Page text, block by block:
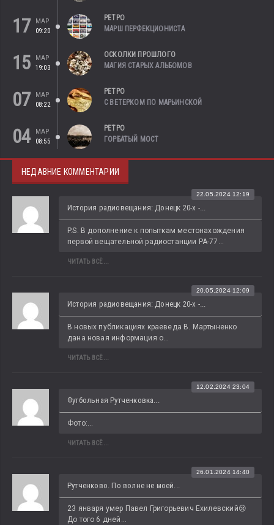
17
МАР
09:20
РЕТРО
МАРШ ПЕРФЕКЦИОНИСТА
15
МАР
19:03
ОСКОЛКИ ПРОШЛОГО
МАГИЯ СТАРЫХ АЛЬБОМОВ
07
МАР
08:22
РЕТРО
С ВЕТЕРКОМ ПО МАРЬИНСКОЙ
04
МАР
08:55
РЕТРО
ГОРБАТЫЙ МОСТ
НЕДАВНИЕ КОММЕНТАРИИ
История радиовещания: Донецк 20-х -...
22.05.2024 12:19
P.S. В дополнение к попыткам местонахождения
первой вещательной радиостанции РА-77...
ЧИТАТЬ ВСЁ...
История радиовещания: Донецк 20-х -...
20.05.2024 12:09
В новых публикациях краеведа В. Мартыненко
дана новая информация о...
ЧИТАТЬ ВСЁ...
Футбольная Рутченковка...
12.02.2024 23:04
Фото:...
ЧИТАТЬ ВСЁ...
Рутченково. По волне не моей...
26.01.2024 14:40
23 января умер Павел Григорьевич Ехилевский😢
До того 6 дней...